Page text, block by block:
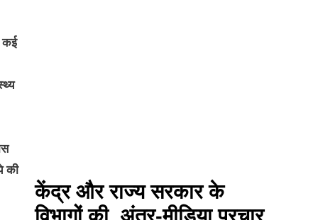
कई
की
केंद्र और राज्य सरकार के